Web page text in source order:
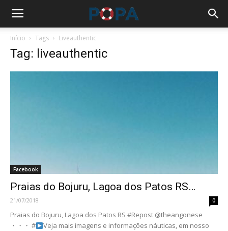
Início Tags Liveauthentic
Tag: liveauthentic
Facebook
Praias do Bojuru, Lagoa dos Patos RS…
21/07/2018 0
Praias do Bojuru, Lagoa dos Patos RS #Repost @theangonese
・・・ #
Veja mais imagens e informações náuticas, em nosso